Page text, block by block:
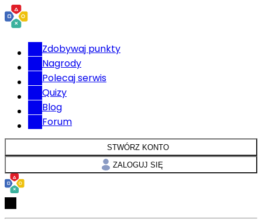
Zdobywaj punkty
Nagrody
Polecaj serwis
Quizy
Blog
Forum
STWÓRZ KONTO
ZALOGUJ SIĘ